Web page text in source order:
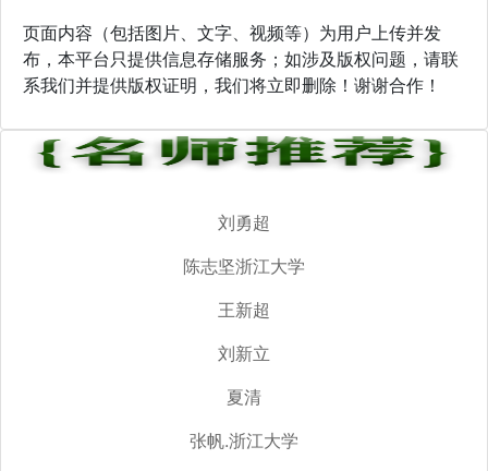
页面内容（包括图片、文字、视频等）为用户上传并发
布，本平台只提供信息存储服务；如涉及版权问题，请联
系我们并提供版权证明，我们将立即删除！谢谢合作！
刘勇超
陈志坚浙江大学
王新超
刘新立
夏清
张帆.浙江大学